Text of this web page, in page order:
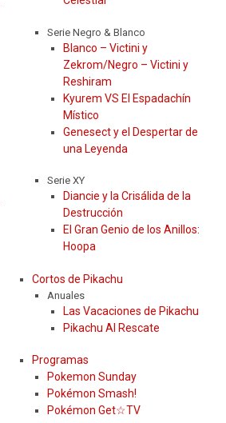
Serie Negro & Blanco
Blanco – Victini y
Zekrom/Negro – Victini y
Reshiram
Kyurem VS El Espadachín
Místico
Genesect y el Despertar de
una Leyenda
Serie XY
Diancie y la Crisálida de la
Destrucción
El Gran Genio de los Anillos:
Hoopa
Cortos de Pikachu
Anuales
Las Vacaciones de Pikachu
Pikachu Al Rescate
Programas
Pokemon Sunday
Pokémon Smash!
Pokémon Get☆TV